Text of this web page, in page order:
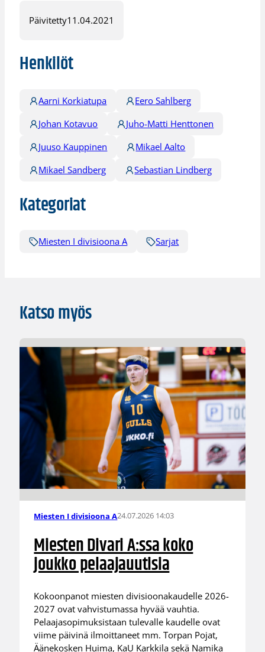
Päivitetty11.04.2021
Henkilöt
Aarni Korkiatupa
Eero Sahlberg
Johan Kotavuo
Juho-Matti Henttonen
Juuso Kauppinen
Mikael Aalto
Mikael Sandberg
Sebastian Lindberg
Kategoriat
Miesten I divisioona A Sarjat
Katso myös
Miesten I divisioona A24.07.2026 14:03
Miesten Divari A:ssa koko
joukko pelaajauutisia
Kokoonpanot miesten divisioonakaudelle 2026-
2027 ovat vahvistumassa hyvää vauhtia.
Pelaajasopimuksistaan tulevalle kaudelle ovat
viime päivinä ilmoittaneet mm. Torpan Pojat,
Äänekosken Huima, KaU Karkkila sekä Namika